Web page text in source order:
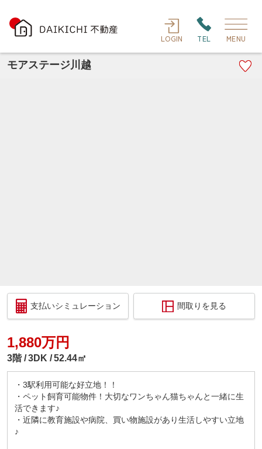
LOGIN TEL MENU
モアステージ川越
支払いシミュレーション 間取りを見る
1,880万円
3階 3DK 52.44㎡
・3駅利用可能な好立地！！
・ペット飼育可能物件！大切なワンちゃん猫ちゃんと一緒に生
活できます♪
・近隣に教育施設や病院、買い物施設があり生活しやすい立地
♪